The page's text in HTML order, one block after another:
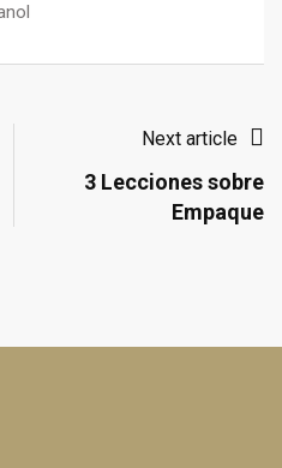
Next article
3 Lecciones sobre
Empaque